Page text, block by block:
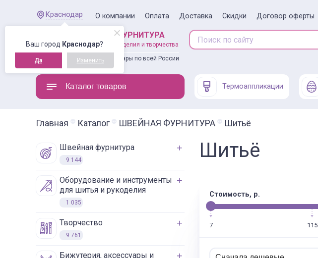
Ваш город Краснодар?
Да Изменить
Краснодар О компании Оплата Доставка Скидки Договор оферты
ШВЕЙНАЯ ФУРНИТУРА
товары для рукоделия и творчества
Доставляем товары по всей России
Каталог товаров Термоаппликации
Главная Каталог ШВЕЙНАЯ ФУРНИТУРА Шитьё
швейная фурнитура
9 144
оборудование и инструменты
для шитья и рукоделия
1 035
творчество
9 761
бижутерия, аксессуары и
Шитьё
Стоимость, р.
7 115